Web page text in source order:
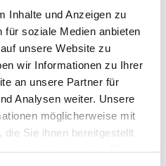
Inhalte und Anzeigen zu
für soziale Medien anbieten
unsere Website zu
wir Informationen zu Ihrer
an unsere Partner für
Analysen weiter. Unsere
möglicherweise mit
Sie ihnen bereitgestellt
als gern gesehener
wo er auch seine
kehrten seine vor dem
Eltern mit zwei
zurück. Zum Studium
dort zum
mit einem ganz
der bedeutendsten